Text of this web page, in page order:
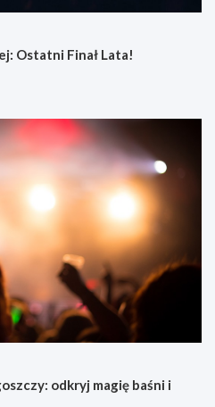
Ostatni Finał Lata!
odkryj magię baśni i